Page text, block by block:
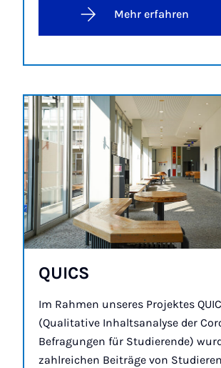
Mehr erfahren
QUICS
Im Rahmen unseres Projektes
(Qualitative Inhaltsanalyse der
Befragungen für Studierende)
zahlreichen Beiträge von